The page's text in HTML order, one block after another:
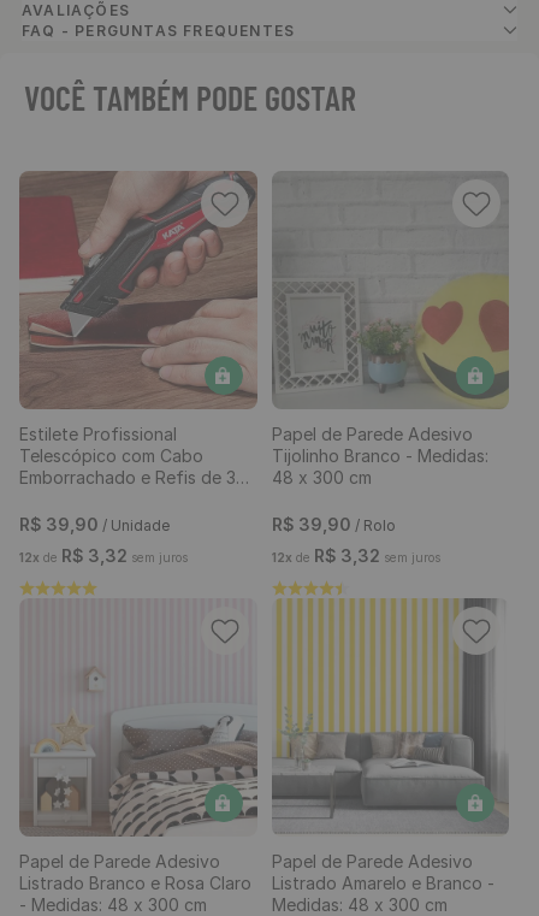
AVALIAÇÕES
FAQ - PERGUNTAS FREQUENTES
VOCÊ TAMBÉM PODE GOSTAR
Estilete Profissional
Telescópico com Cabo
Emborrachado e Refis de 3
R$ 39 90 / Unidade
12x de R$ 3 32 sem juros
Papel de Parede Adesivo
Tijolinho Branco - Medidas:
48 x 300 cm
R$ 39 90 / Rolo
12x de R$ 3 32 sem juros
Papel de Parede Adesivo
Listrado Branco e Rosa Claro
- Medidas: 48 x 300 cm
Papel de Parede Adesivo
Listrado Amarelo e Branco -
Medidas: 48 x 300 cm